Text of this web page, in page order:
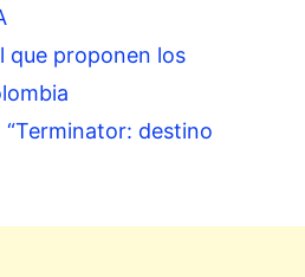
que proponen los
“Terminator: destino